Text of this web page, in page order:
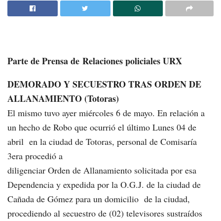
Parte de Prensa de Relaciones policiales URX
DEMORADO Y SECUESTRO TRAS ORDEN DE
ALLANAMIENTO (Totoras)
El mismo tuvo ayer miércoles 6 de mayo. En relación a
un hecho de Robo que ocurrió el último Lunes 04 de
abril en la ciudad de Totoras, personal de Comisaría
3era procedió a
diligenciar Orden de Allanamiento solicitada por esa
Dependencia y expedida por la O.G.J. de la ciudad de
Cañada de Gómez para un domicilio de la ciudad,
procediendo al secuestro de (02) televisores sustraídos